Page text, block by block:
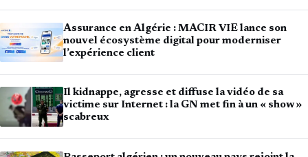
Assurance en Algérie : MACIR VIE lance son
nouvel écosystème digital pour moderniser
l’expérience client
Il kidnappe, agresse et diffuse la vidéo de sa
victime sur Internet : la GN met fin à un « show »
scabreux